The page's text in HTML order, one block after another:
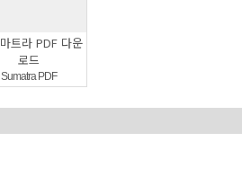
Sumatra PDF